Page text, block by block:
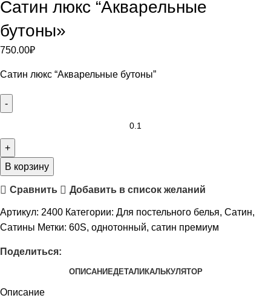
Сатин люкс “Акварельные
бутоны»
750.00₽
Сатин люкс “Акварельные бутоны”
В корзину
Сравнить Добавить в список желаний
Артикул: 2400 Категории: Для постельного белья, Сатин,
Сатины Метки: 60S, однотонный, сатин премиум
Поделиться:
ОПИСАНИЕДЕТАЛИ КАЛЬКУЛЯТОР
Описание